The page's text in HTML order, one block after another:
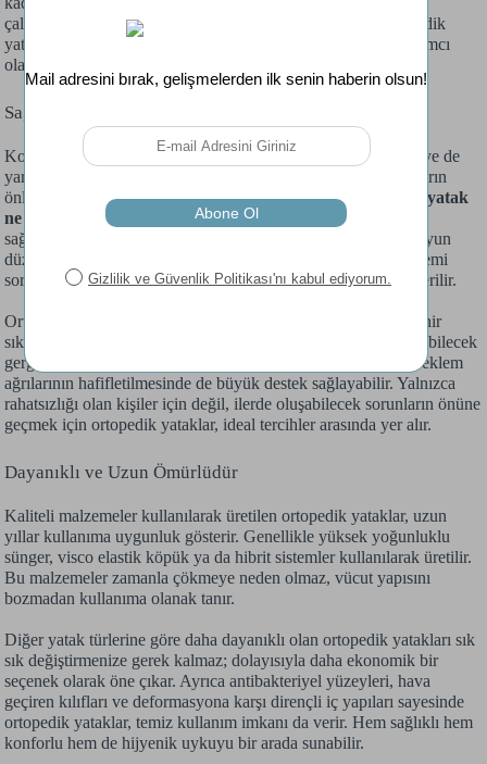
çalışıyorsanız ya da uykusuzluk problemi yaşıyorsanız ortopedik
yatak tercih ederek yaşam kalitenizi doğrudan artırmaya yardımcı
olabilirsiniz.
Sağlık Problemlerine Karşı Destekleyicidir
Konfor sunduğu kadar çeşitli ortopedik rahatsızlıkları önlemeye de
yardımcı olan ortopedik yataklar, çeşitli ortopedik rahatsızlıkların
önlenmesinde ve tedavisinde de önemli rol oynar.
Ortopedik yatak
ne demek
sorusunun yanıtına bakıldığında da vücuda destek
sağlamak için özel tasarlanan yataklar olduğu anlaşılabilir. Boyun
düzleşmesi, skolyoz, bel fıtığı, kireçlenme gibi kas-iskelet sistemi
sorunları yaşayan kişilere bu yataklar, doktorlar tarafından önerilir.
Ortopedik yataklar, omurganız üzerindeki baskıyı azaltarak sinir
sıkışması riskini de minimuma indirgeyebilir ve kaslarda oluşabilecek
gerginliği azaltabilir. Aynı zamanda yaşlılarda görülen sırt ve eklem
ağrılarının hafifletilmesinde de büyük destek sağlayabilir. Yalnızca
rahatsızlığı olan kişiler için değil, ilerde oluşabilecek sorunların önüne
geçmek için ortopedik yataklar, ideal tercihler arasında yer alır.
Dayanıklı ve Uzun Ömürlüdür
Kaliteli malzemeler kullanılarak üretilen ortopedik yataklar, uzun
yıllar kullanıma uygunluk gösterir. Genellikle yüksek yoğunluklu
sünger, visco elastik köpük ya da hibrit sistemler kullanılarak üretilir.
Bu malzemeler zamanla çökmeye neden olmaz, vücut yapısını
bozmadan kullanıma olanak tanır.
Diğer yatak türlerine göre daha dayanıklı olan ortopedik yatakları sık
sık değiştirmenize gerek kalmaz; dolayısıyla daha ekonomik bir
seçenek olarak öne çıkar. Ayrıca antibakteriyel yüzeyleri, hava
geçiren kılıfları ve deformasyona karşı dirençli iç yapıları sayesinde
ortopedik yataklar, temiz kullanım imkanı da verir. Hem sağlıklı hem
konforlu hem de hijyenik uykuyu bir arada sunabilir.